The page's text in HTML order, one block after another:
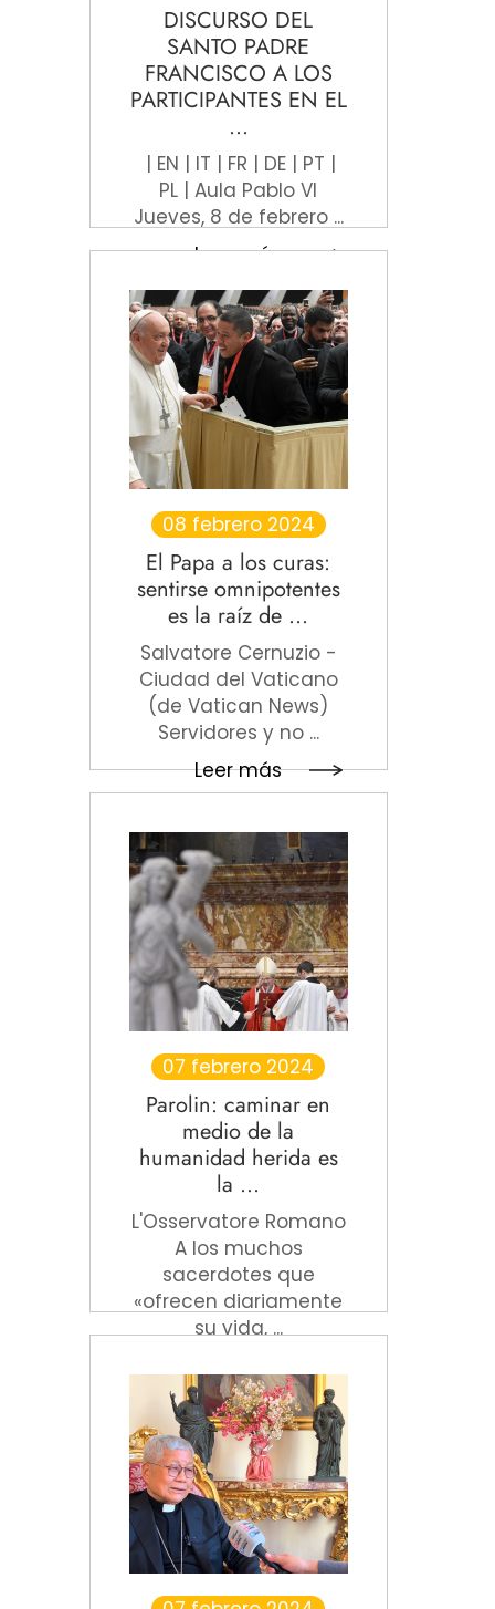
DISCURSO DEL
SANTO PADRE
FRANCISCO A LOS
PARTICIPANTES EN EL
...
| EN | IT | FR | DE | PT |
PL | Aula Pablo VI
Jueves, 8 de febrero ...
Leer más
08 febrero 2024
El Papa a los curas:
sentirse omnipotentes
es la raíz de ...
Salvatore Cernuzio -
Ciudad del Vaticano
(de Vatican News)
Servidores y no ...
Leer más
07 febrero 2024
Parolin: caminar en
medio de la
humanidad herida es
la ...
L'Osservatore Romano
A los muchos
sacerdotes que
«ofrecen diariamente
su vida, ...